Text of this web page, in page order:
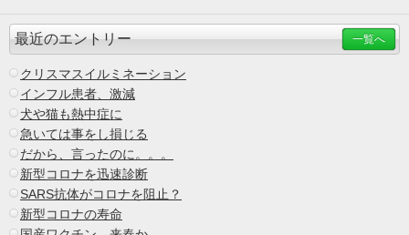
最近のエントリー 一覧へ
クリスマスイルミネーション
インフル患者、激減
犬や猫も熱中症に
急いては事をし損じる
だから、言ったのに。。。
新型コロナを迅速診断
SARS抗体がコロナを阻止？
新型コロナの寿命